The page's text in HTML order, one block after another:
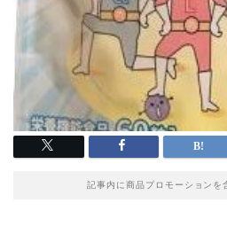
記事内に商品プロモーションを